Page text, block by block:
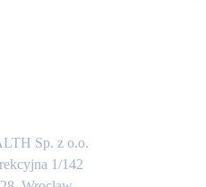
Sp. z o.o.
1/142